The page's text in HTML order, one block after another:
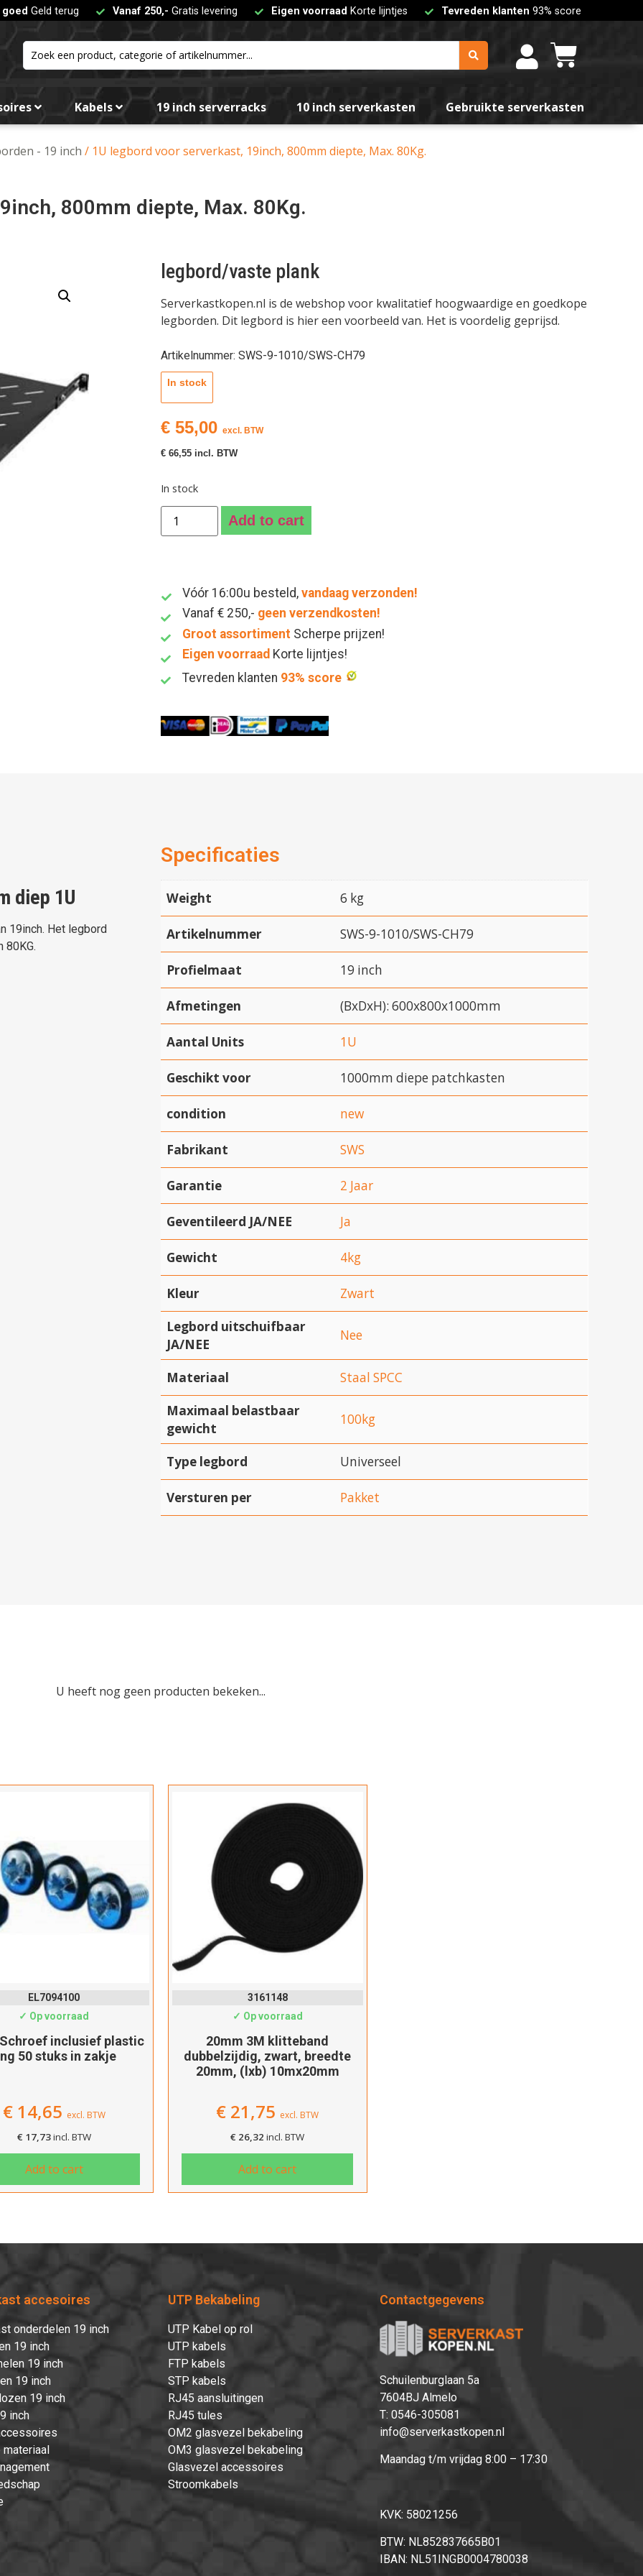
Geld terug Vanaf 250,- Gratis levering Eigen voorraad Korte lijntjes Tevreden klanten 93% score
Kabels 19 inch serverracks 10 inch serverkasten Gebruikte serverkasten
- 19 inch / 1U legbord voor serverkast, 19inch, 800mm diepte, Max. 80Kg.
800mm diepte, Max. 80Kg.
legbord/vaste plank
Serverkastkopen.nl is de webshop voor kwalitatief hoogwaardige en goedkope
legborden. Dit legbord is hier een voorbeeld van. Het is voordelig geprijsd.
Artikelnummer: SWS-9-1010/SWS-CH79
In stock
€ 55,00 excl. BTW
€ 66,55 incl. BTW
In stock
Add to cart
Vóór 16:00u besteld, vandaag verzonden!
Vanaf € 250,- geen verzendkosten!
Groot assortiment Scherpe prijzen!
Eigen voorraad Korte lijntjes!
Tevreden klanten 93% score
diep 1U
19inch. Het legbord
80KG.
Specificaties
Weight 6 kg
Artikelnummer SWS-9-1010/SWS-CH79
Profielmaat 19 inch
Afmetingen (BxDxH): 600x800x1000mm
Aantal Units 1U
Geschikt voor 1000mm diepe patchkasten
condition new
Fabrikant SWS
Garantie 2 Jaar
Geventileerd JA/NEE Ja
Gewicht 4kg
Kleur
Zwart
Legbord uitschuifbaar
JA/NEE
Nee
Materiaal
Staal SPCC
Maximaal belastbaar
gewicht
100kg
Type legbord Universeel
Versturen per Pakket
U heeft nog geen producten bekeken...
EL7094100
✓ Op voorraad
inclusief plastic
50 stuks in zakje
€14,65 excl. BTW
€ 17,73incl. BTW
Add to cart
3161148
✓ Op voorraad
20mm 3M klitteband
dubbelzijdig, zwart, breedte
20mm, (lxb) 10mx20mm
€ 21,75 excl. BTW
€ 26,32 incl. BTW
Add to cart
accesoires
onderdelen 19 inch
19 inch
19 inch
19 inch
19 inch
inch
materiaal
UTP Bekabeling
UTP Kabel op rol
UTP kabels
FTP kabels
STP kabels
RJ45 aansluitingen
RJ45 tules
OM2 glasvezel bekabeling
OM3 glasvezel bekabeling
Glasvezel accessoires
Stroomkabels
Contactgegevens
Schuilenburglaan 5a
7604BJ Almelo
T: 0546-305081
info@serverkastkopen.nl
Maandag t/m vrijdag 8:00 – 17:30
KVK: 58021256
BTW: NL852837665B01
IBAN: NL51INGB0004780038
Hartelijk dank!